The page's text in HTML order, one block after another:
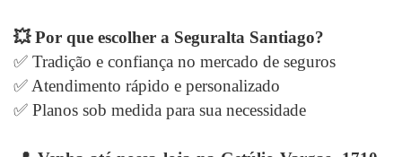
💥 Por que escolher a Seguralta Santiago?
✅ Tradição e confiança no mercado de seguros
✅ Atendimento rápido e personalizado
✅ Planos sob medida para sua necessidade